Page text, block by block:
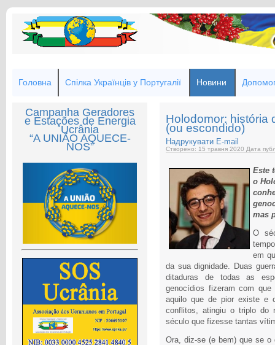
Головна Спілка Українців у Португалії Новини
Campanha Geradores
e Estações de Energia
Ucrânia
“A UNIÃO AQUECE-
NOS”
Holodomor: história
(ou escondido)
Надрукувати E-mail
Створено: 15 травня 2020 Дата
Este
o
mas
O
em
da sua dignidade. Duas
ditaduras de todas as
genocídios fizeram com
aquilo que de pior existe e
conflitos, atingiu o triplo do
século que fizesse tantas
Ora, diz-se (e bem) que se